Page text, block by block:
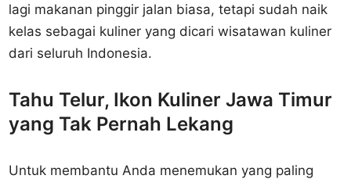
lagi makanan pinggir jalan biasa, tetapi sudah naik
kelas sebagai kuliner yang dicari wisatawan kuliner
dari seluruh Indonesia.
Tahu Telur, Ikon Kuliner Jawa Timur
yang Tak Pernah Lekang
Untuk membantu Anda menemukan yang paling